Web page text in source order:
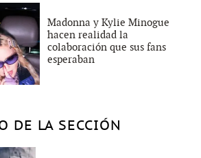
Madonna y Kylie Minogue
hacen realidad la
colaboración que sus fans
esperaban
DE LA SECCIÓN